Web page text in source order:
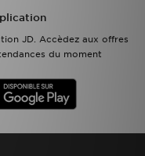
JD. Accèdez aux offres
du moment